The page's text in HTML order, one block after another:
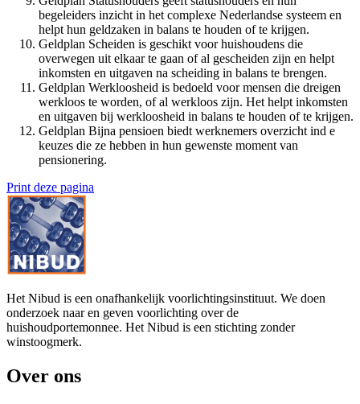
begeleiders inzicht in het complexe Nederlandse systeem en
helpt hun geldzaken in balans te houden of te krijgen.
Geldplan Scheiden is geschikt voor huishoudens die
overwegen uit elkaar te gaan of al gescheiden zijn en helpt
inkomsten en uitgaven na scheiding in balans te brengen.
Geldplan Werkloosheid is bedoeld voor mensen die dreigen
werkloos te worden, of al werkloos zijn. Het helpt inkomsten
en uitgaven bij werkloosheid in balans te houden of te krijgen.
Geldplan Bijna pensioen biedt werknemers overzicht ind e
keuzes die ze hebben in hun gewenste moment van
pensionering.
Print deze pagina
Het Nibud is een onafhankelijk voorlichtingsinstituut. We doen
onderzoek naar en geven voorlichting over de
huishoudportemonnee. Het Nibud is een stichting zonder
winstoogmerk.
Over ons